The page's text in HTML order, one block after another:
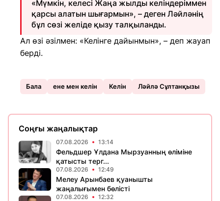
«Мүмкін, келесі Жаңа жылды келіндеріммен
қарсы алатын шығармын», – деген Ләйләнің
бұл сөзі желіде қызу талқыланды.
Ал өзі әзілмен: «Келінге дайынмын», – деп жауап
берді.
Бала ене мен келін Келін Ләйлә Сұлтанқызы
Соңғы жаңалықтар
07.08.2026 13:14
Фельдшер Ұлдана Мырзуанның өліміне
қатысты терг...
07.08.2026 12:49
Мелеу Арынбаев қуанышты
жаңалығымен бөлісті
07.08.2026 12:32